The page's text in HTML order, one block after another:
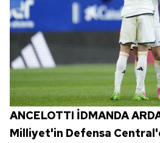
ANCELOTTI İDMANDA
Milliyet'in Defensa